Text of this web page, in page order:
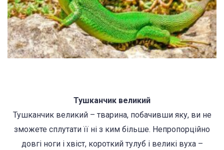
Тушканчик великий
Тушканчик великий – тварина, побачивши яку, ви не
зможете сплутати її ні з ким більше. Непропорційно
довгі ноги і хвіст, короткий тулуб і великі вуха –